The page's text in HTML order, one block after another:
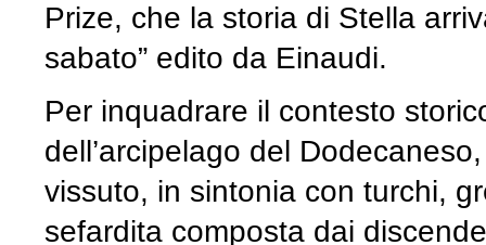
Prize, che la storia di Stella
sabato” edito da Einaudi.
Per inquadrare il contesto
dell’arcipelago del
vissuto, in sintonia con turchi,
sefardita composta dai